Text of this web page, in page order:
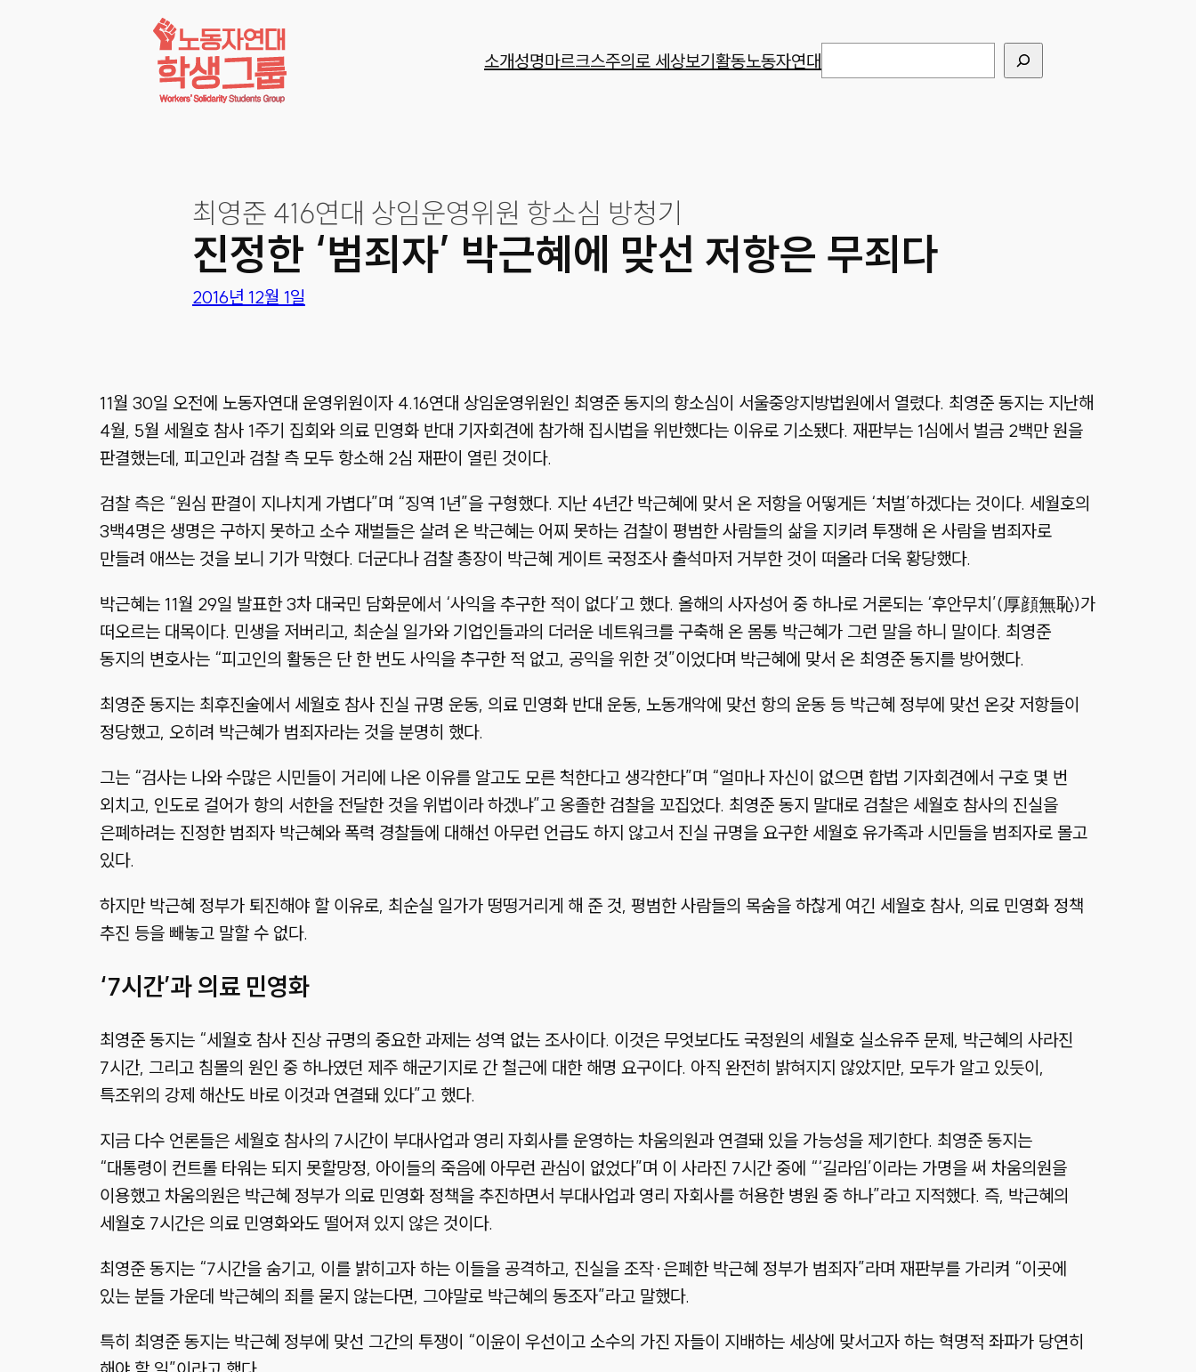
소개성명마르크스주의로 세상보기활동노동자연대
최영준 416연대 상임운영위원 항소심 방청기
진정한 ‘범죄자’ 박근혜에 맞선 저항은 무죄다
2016년 12월 1일
11월 30일 오전에 노동자연대 운영위원이자 4.16연대 상임운영위원인 최영준 동지의 항소심이 서울중앙지방법원에서 열렸다. 최영준 동지는 지난해
4월, 5월 세월호 참사 1주기 집회와 의료 민영화 반대 기자회견에 참가해 집시법을 위반했다는 이유로 기소됐다. 재판부는 1심에서 벌금 2백만 원을
판결했는데, 피고인과 검찰 측 모두 항소해 2심 재판이 열린 것이다.
검찰 측은 “원심 판결이 지나치게 가볍다”며 “징역 1년”을 구형했다. 지난 4년간 박근혜에 맞서 온 저항을 어떻게든 ‘처벌’하겠다는 것이다. 세월호의
3백4명은 생명은 구하지 못하고 소수 재벌들은 살려 온 박근혜는 어찌 못하는 검찰이 평범한 사람들의 삶을 지키려 투쟁해 온 사람을 범죄자로
만들려 애쓰는 것을 보니 기가 막혔다. 더군다나 검찰 총장이 박근혜 게이트 국정조사 출석마저 거부한 것이 떠올라 더욱 황당했다.
박근혜는 11월 29일 발표한 3차 대국민 담화문에서 ‘사익을 추구한 적이 없다’고 했다. 올해의 사자성어 중 하나로 거론되는 ‘후안무치’(厚顔無恥)가
떠오르는 대목이다. 민생을 저버리고, 최순실 일가와 기업인들과의 더러운 네트워크를 구축해 온 몸통 박근혜가 그런 말을 하니 말이다. 최영준
동지의 변호사는 “피고인의 활동은 단 한 번도 사익을 추구한 적 없고, 공익을 위한 것”이었다며 박근혜에 맞서 온 최영준 동지를 방어했다.
최영준 동지는 최후진술에서 세월호 참사 진실 규명 운동, 의료 민영화 반대 운동, 노동개악에 맞선 항의 운동 등 박근혜 정부에 맞선 온갖 저항들이
정당했고, 오히려 박근혜가 범죄자라는 것을 분명히 했다.
그는 “검사는 나와 수많은 시민들이 거리에 나온 이유를 알고도 모른 척한다고 생각한다”며 “얼마나 자신이 없으면 합법 기자회견에서 구호 몇 번
외치고, 인도로 걸어가 항의 서한을 전달한 것을 위법이라 하겠냐”고 옹졸한 검찰을 꼬집었다. 최영준 동지 말대로 검찰은 세월호 참사의 진실을
은폐하려는 진정한 범죄자 박근혜와 폭력 경찰들에 대해선 아무런 언급도 하지 않고서 진실 규명을 요구한 세월호 유가족과 시민들을 범죄자로 몰고
있다.
하지만 박근혜 정부가 퇴진해야 할 이유로, 최순실 일가가 떵떵거리게 해 준 것, 평범한 사람들의 목숨을 하찮게 여긴 세월호 참사, 의료 민영화 정책
추진 등을 빼놓고 말할 수 없다.
‘7시간’과 의료 민영화
최영준 동지는 “세월호 참사 진상 규명의 중요한 과제는 성역 없는 조사이다. 이것은 무엇보다도 국정원의 세월호 실소유주 문제, 박근혜의 사라진
7시간, 그리고 침몰의 원인 중 하나였던 제주 해군기지로 간 철근에 대한 해명 요구이다. 아직 완전히 밝혀지지 않았지만, 모두가 알고 있듯이,
특조위의 강제 해산도 바로 이것과 연결돼 있다”고 했다.
지금 다수 언론들은 세월호 참사의 7시간이 부대사업과 영리 자회사를 운영하는 차움의원과 연결돼 있을 가능성을 제기한다. 최영준 동지는
“대통령이 컨트롤 타워는 되지 못할망정, 아이들의 죽음에 아무런 관심이 없었다”며 이 사라진 7시간 중에 “‘길라임’이라는 가명을 써 차움의원을
이용했고 차움의원은 박근혜 정부가 의료 민영화 정책을 추진하면서 부대사업과 영리 자회사를 허용한 병원 중 하나”라고 지적했다. 즉, 박근혜의
세월호 7시간은 의료 민영화와도 떨어져 있지 않은 것이다.
최영준 동지는 “7시간을 숨기고, 이를 밝히고자 하는 이들을 공격하고, 진실을 조작·은폐한 박근혜 정부가 범죄자”라며 재판부를 가리켜 “이곳에
있는 분들 가운데 박근혜의 죄를 묻지 않는다면, 그야말로 박근혜의 동조자”라고 말했다.
특히 최영준 동지는 박근혜 정부에 맞선 그간의 투쟁이 “이윤이 우선이고 소수의 가진 자들이 지배하는 세상에 맞서고자 하는 혁명적 좌파가 당연히